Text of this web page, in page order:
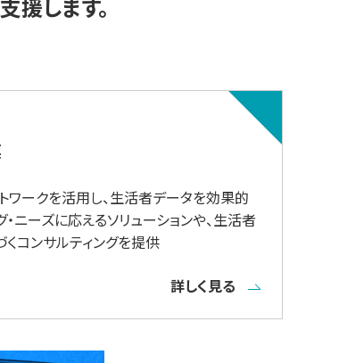
援します。
ークを活用し、生活者データを効果的
ニーズに応えるソリューションや、生活者
くコンサルティングを提供
詳しく見る